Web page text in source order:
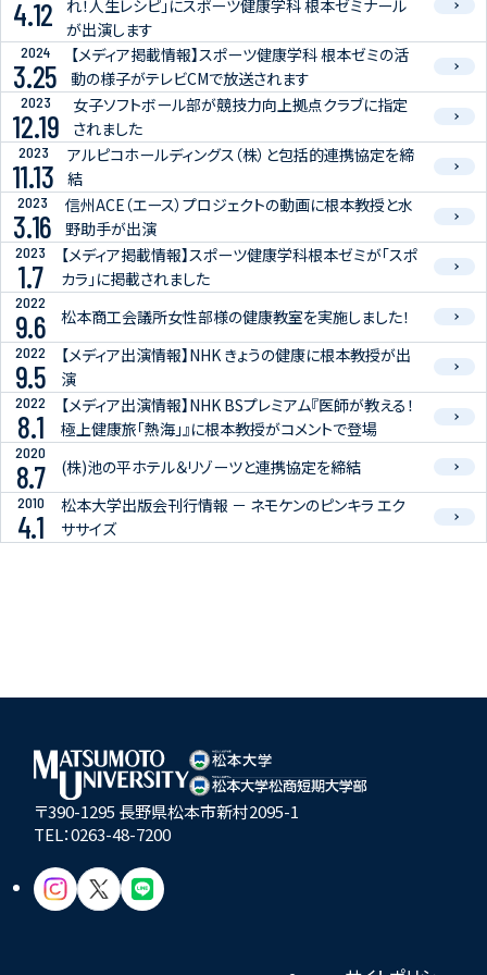
4.12
れ！人生レシピ」にスポーツ健康学科 根本ゼミナール
が出演します
2024
3.25
【メディア掲載情報】スポーツ健康学科 根本ゼミの活
動の様子がテレビCMで放送されます
2023
12.19
女子ソフトボール部が競技力向上拠点クラブに指定
されました
2023
11.13
アルピコホールディングス（株）と包括的連携協定を締
結
2023
3.16
信州ACE（エース）プロジェクトの動画に根本教授と水
野助手が出演
2023
1.7
【メディア掲載情報】スポーツ健康学科根本ゼミが「スポ
カラ」に掲載されました
2022
9.6 松本商工会議所女性部様の健康教室を実施しました！
2022
9.5
【メディア出演情報】NHK きょうの健康に根本教授が出
演
2022
8.1
【メディア出演情報】NHK BSプレミアム『医師が教える！
極上健康旅「熱海」』に根本教授がコメントで登場
2020
8.7 (株)池の平ホテル＆リゾーツと連携協定を締結
2010
4.1
松本大学出版会刊行情報 － ネモケンのピンキラ エク
ササイズ
〒390-1295 長野県松本市新村2095-1
TEL：0263-48-7200